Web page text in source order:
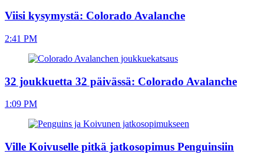
Viisi kysymystä: Colorado Avalanche
2:41 PM
32 joukkuetta 32 päivässä: Colorado Avalanche
1:09 PM
Ville Koivuselle pitkä jatkosopimus Penguinsiin